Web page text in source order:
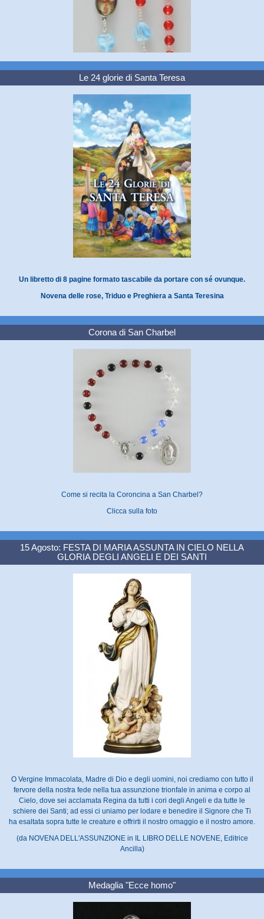
Le 24 glorie di Santa Teresa
Un libretto di 8 pagine formato tascabile da portare con sé ovunque.
Novena delle rose, Triduo e Preghiera a Santa Teresina
Corona di San Charbel
Come si recita la Coroncina a San Charbel?
Clicca sulla foto
15 Agosto: FESTA DI MARIA ASSUNTA IN CIELO NELLA
GLORIA DEGLI ANGELI E DEI SANTI
O Vergine Immacolata, Madre di Dio e degli uomini, noi crediamo con tutto il
fervore della nostra fede nella tua assunzione trionfale in anima e corpo al
Cielo, dove sei acclamata Regina da tutti i cori degli Angeli e da tutte le
schiere dei Santi; ad essi ci uniamo per lodare e benedire il Signore che Ti
ha esaltata sopra tutte le creature e offrirti il nostro omaggio e il nostro amore.
(da NOVENA DELL'ASSUNZIONE in IL LIBRO DELLE NOVENE, Editrice
Ancilla)
Medaglia "Ecce homo"